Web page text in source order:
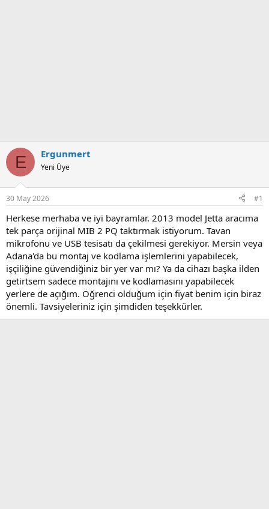
E Ergunmert
Yeni Üye
30 May 2026 #1
Herkese merhaba ve iyi bayramlar. 2013 model Jetta aracıma
tek parça orijinal MIB 2 PQ taktırmak istiyorum. Tavan
mikrofonu ve USB tesisatı da çekilmesi gerekiyor. Mersin veya
Adana'da bu montaj ve kodlama işlemlerini yapabilecek,
işçiliğine güvendiğiniz bir yer var mı? Ya da cihazı başka ilden
getirtsem sadece montajını ve kodlamasını yapabilecek
yerlere de açığım. Öğrenci olduğum için fiyat benim için biraz
önemli. Tavsiyeleriniz için şimdiden teşekkürler.